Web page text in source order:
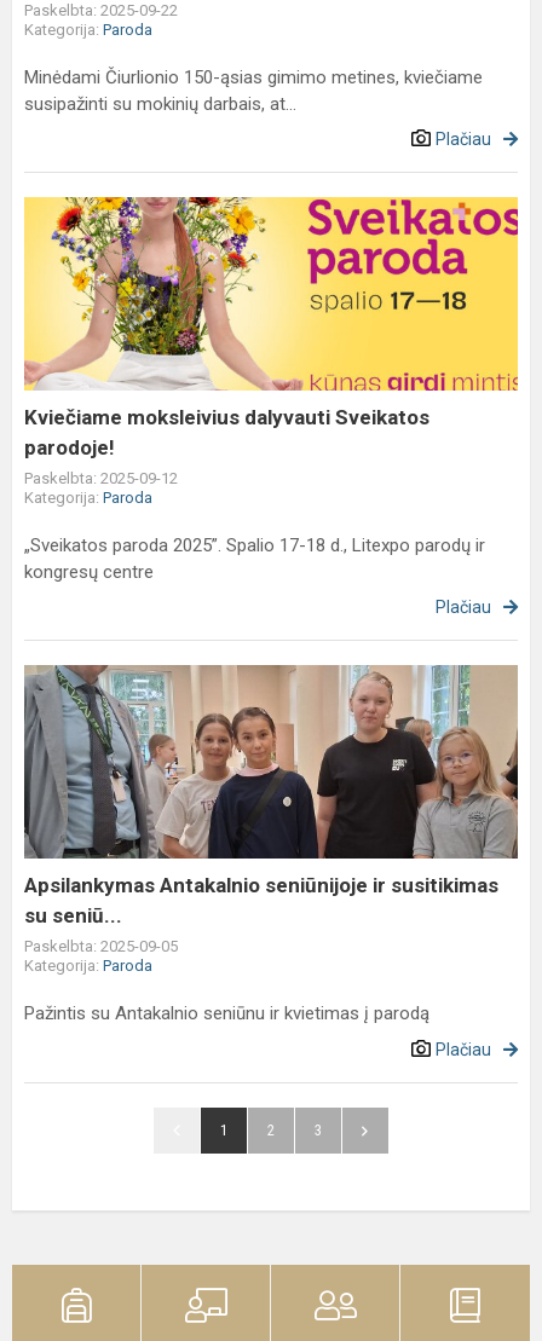
Paskelbta: 2025-09-22
Kategorija: Paroda
Minėdami Čiurlionio 150-ąsias gimimo metines, kviečiame
susipažinti su mokinių darbais, at...
Plačiau
Kviečiame
moksleivius
dalyvauti
Sveikatos
parodoje!
Kviečiame moksleivius dalyvauti Sveikatos
parodoje!
Paskelbta: 2025-09-12
Kategorija: Paroda
„Sveikatos paroda 2025”. Spalio 17-18 d., Litexpo parodų ir
kongresų centre
Plačiau
Apsilankymas
Antakalnio
seniūnijoje
ir
susitikimas
su
seniū...
Apsilankymas Antakalnio seniūnijoje ir susitikimas
su seniū...
Paskelbta: 2025-09-05
Kategorija: Paroda
Pažintis su Antakalnio seniūnu ir kvietimas į parodą
Plačiau
1 2 3